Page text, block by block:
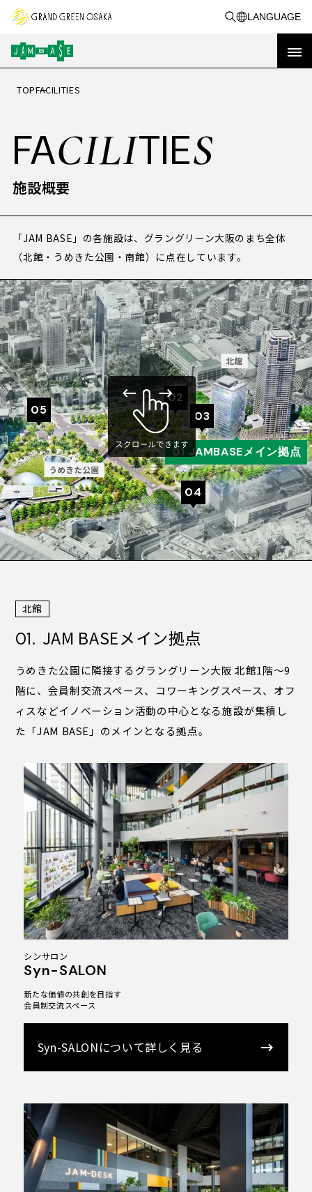
LANGUAGE
TOP
EVENT& CAMPAI GN
REPORT
共創事例
ABOUT JAM BASEを知る
JAM BASEについて
JAM BASEの空間設計
オンラインで巡るJAM BASE
FACILTIES 施設概要
施設概要TOP
JAM BASEメイン拠点
Syn-SALON
JAM-DESK
JAM-STUDIO
カンファレンス
うめきた公園・南館
BørneLund PLAY CUBE
（ボーネルンド プレイキューブ）
マルチスペース
VS．（ヴイエス）
コングレスクエア グラングリーン大阪
SLOW AND STEADY
NEWS お知らせ
ACCESS アクセス
MEMBER 会員の方へ
CON
管理・運営会社情報
ガイドブック（日本語）
ガイドブック（英語）
フロアマップダウンロード
サイトポリシー
プライバシーポリシー
ソーシャルメディアガイドライン
特定商取引法に基づく表記
Facebook
Instagram
Voicy
TOPFACILITIES
FACILITIES
施設概要
「JAM BASE」の各施設は、グラングリーン大阪のまち全体
（北館・うめきた公園・南館）に点在しています。
01 JAMBASEメイン拠点
02
03
04
05
北館
01. JAM BASEメイン拠点
うめきた公園に隣接するグラングリーン大阪 北館1階〜9
階に、会員制交流スペース、コワーキングスペース、オフ
ィスなどイノベーション活動の中心となる施設が集積し
た「JAM BASE」のメインとなる拠点。
新たな価値の共創を目指す
会員制交流スペース
シンサロン
Syn-SALON
Syn-SALONについて詳しく見る